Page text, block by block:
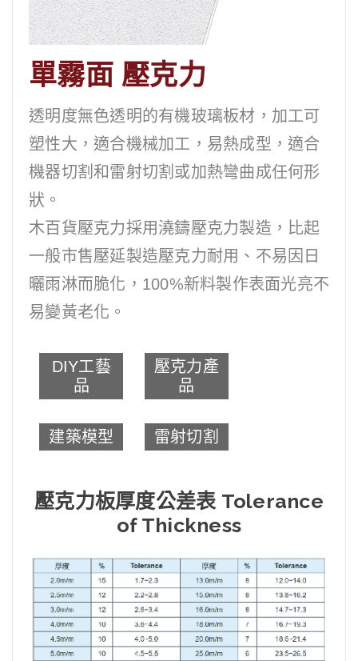
單霧面 壓克力
透明度無色透明的有機玻璃板材，加工可
塑性大，適合機械加工，易熱成型，適合
機器切割和雷射切割或加熱彎曲成任何形
狀。
木百貨壓克力採用澆鑄壓克力製造，比起
一般市售壓延製造壓克力耐用、不易因日
曬雨淋而脆化，100%新料製作表面光亮不
易變黃老化。
DIY工藝
品
壓克力產
品
建築模型 雷射切割
壓克力板厚度公差表 Tolerance
of Thickness